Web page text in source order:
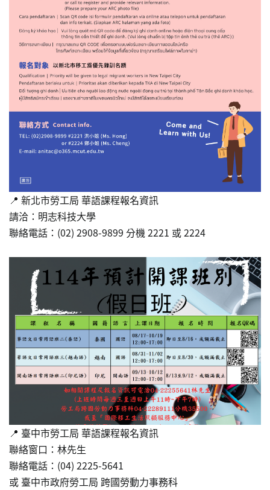
📍 新北市勞工局 華語課程報名資訊
請洽：明志科技大學
聯絡電話：(02) 2908-9899 分機 2221 或 2224
📍 臺中市勞工局 華語課程報名資訊
聯絡窗口：林先生
聯絡電話：(04) 2225-5641
或 臺中市政府勞工局 跨國勞動力事務科